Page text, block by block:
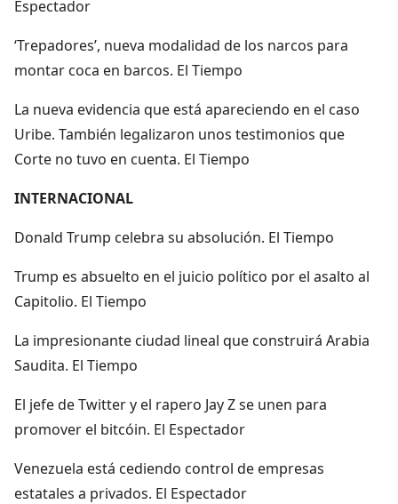
Espectador
‘Trepadores’, nueva modalidad de los narcos para
montar coca en barcos. El Tiempo
La nueva evidencia que está apareciendo en el caso
Uribe. También legalizaron unos testimonios que
Corte no tuvo en cuenta. El Tiempo
INTERNACIONAL
Donald Trump celebra su absolución. El Tiempo
Trump es absuelto en el juicio político por el asalto al
Capitolio. El Tiempo
La impresionante ciudad lineal que construirá Arabia
Saudita. El Tiempo
El jefe de Twitter y el rapero Jay Z se unen para
promover el bitcóin. El Espectador
Venezuela está cediendo control de empresas
estatales a privados. El Espectador